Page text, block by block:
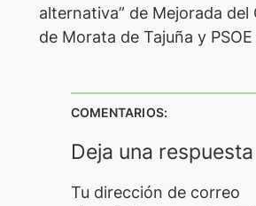
alternativa” de Mejorada del
de Morata de Tajuña y
COMENTARIOS:
Deja una respuesta
Tu dirección de correo